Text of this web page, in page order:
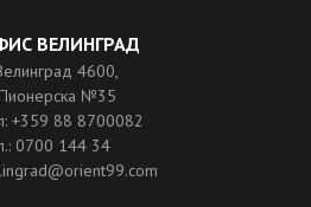
ВЕЛИНГРАД
4600,
№35
+359 88 8700082
0700 144 34